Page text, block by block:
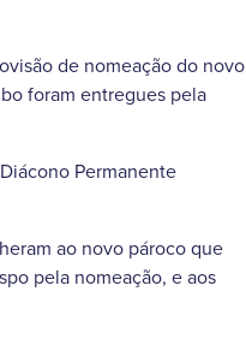
de nomeação do novo
foram entregues pela
Permanente
ao novo pároco que
pela nomeação, e aos